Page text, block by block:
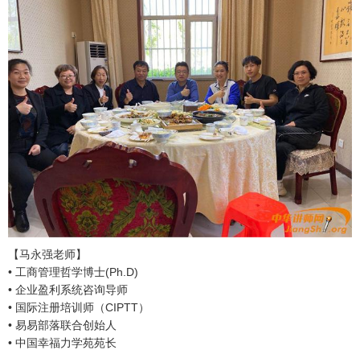
【马永强老师】
• 工商管理哲学博士(Ph.D)
• 企业盈利系统咨询导师
• 国际注册培训师（CIPTT）
• 易易部落联合创始人
• 中国幸福力学苑苑长